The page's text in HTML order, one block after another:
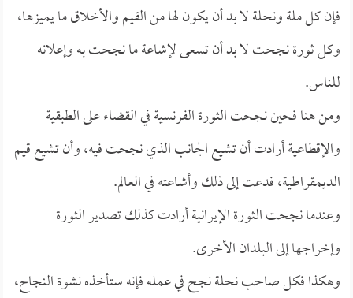
فإن كل ملة ونحلة لا بد أن يكون لها من القيم والأخلاق ما يميزها،
وكل ثورة نجحت لا بد أن تسعى لإشاعة ما نجحت به وإعلانه
للناس.
ومن هنا فحين نجحت الثورة الفرنسية في القضاء على الطبقية
والإقطاعية أرادت أن تشيع الجانب الذي نجحت فيه، وأن تشيع قيم
الديمقراطية، فدعت إلى ذلك وأشاعته في العالم.
وعندما نجحت الثورة الإيرانية أرادت كذلك تصدير الثورة
وإخراجها إلى البلدان الأخرى.
وهكذا فكل صاحب نحلة نجح في عمله فإنه ستأخذه نشوة النجاح،